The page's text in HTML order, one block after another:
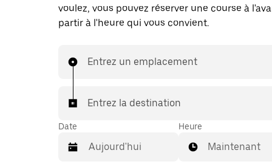
voulez, vous pouvez réserver une course à
partir à l'heure qui vous convient.
Entrez un emplacement
Entrez la destination
Date Heure
Maintenant